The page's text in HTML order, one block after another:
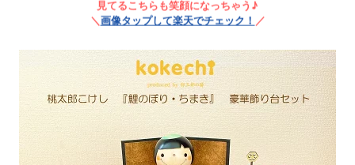
見てるこちらも笑顔になっちゃう♪
＼画像タップして楽天でチェック！／